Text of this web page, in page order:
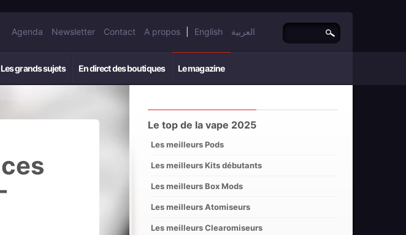
Agenda Newsletter Contact A propos English العربية
Les grands sujets En direct des boutiques Le magazine
Le top de la vape 2025
Les meilleurs Pods
Les meilleurs Kits débutants
Les meilleurs Box Mods
Les meilleurs Atomiseurs
Les meilleurs Clearomiseurs